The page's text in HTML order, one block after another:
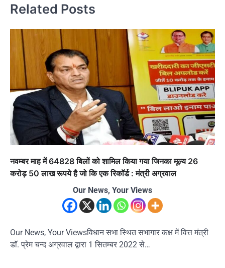
Related Posts
नवम्बर माह में 64828 बिलों को शामिल किया गया जिनका मूल्य 26
करोड़ 50 लाख रूपये है जो कि एक रिकाॅर्ड : मंत्री अग्रवाल
Our News, Your Views
Our News, Your Viewsविधान सभा स्थित सभागार कक्ष में वित्त मंत्री
डाॅ. प्रेम चन्द अग्रवाल द्वारा 1 सितम्बर 2022 से…